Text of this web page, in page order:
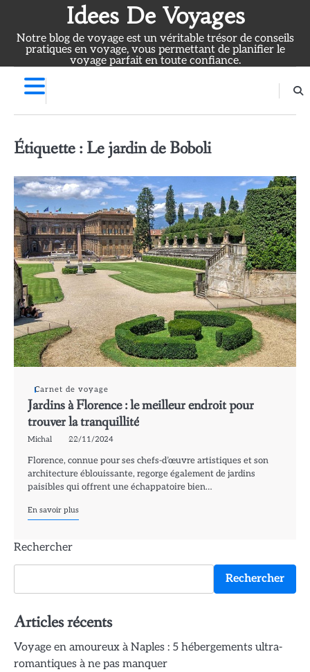
content
Idees De Voyages
Notre blog de voyage est un véritable trésor de conseils
pratiques en voyage, vous permettant de planifier le
voyage parfait en toute confiance.
Étiquette : Le jardin de Boboli
Carnet de voyage
Jardins à Florence : le meilleur endroit pour
trouver la tranquillité
Michal 22/11/2024
Florence, connue pour ses chefs-d’œuvre artistiques et son
architecture éblouissante, regorge également de jardins
paisibles qui offrent une échappatoire bien…
En savoir plus
Rechercher
Rechercher
Articles récents
Voyage en amoureux à Naples : 5 hébergements ultra-
romantiques à ne pas manquer